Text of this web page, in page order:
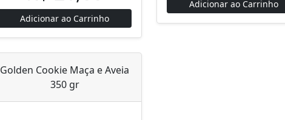
Adicionar ao Carrinho
Adicionar ao Carrinho
Golden Cookie Maça e Aveia
350 gr